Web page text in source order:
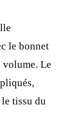
le bonnet
Le
tissu du